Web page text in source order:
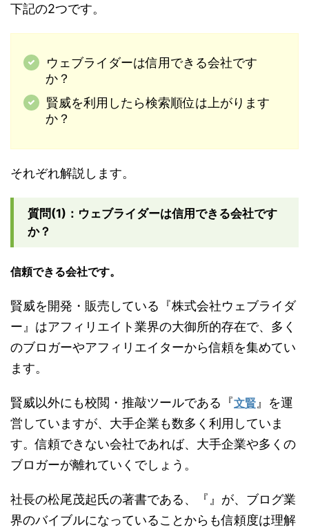
下記の2つです。
ウェブライダーは信用できる会社です
か？
賢威を利用したら検索順位は上がります
か？
それぞれ解説します。
質問(1)：ウェブライダーは信用できる会社です
か？
信頼できる会社です。
賢威を開発・販売している『株式会社ウェブライダ
ー』はアフィリエイト業界の大御所的存在で、多く
のブロガーやアフィリエイターから信頼を集めてい
ます。
賢威以外にも校閲・推敲ツールである『文賢』を運
営していますが、大手企業も数多く利用していま
す。信頼できない会社であれば、大手企業や多くの
ブロガーが離れていくでしょう。
社長の松尾茂起氏の著書である、『』が、ブログ業
界のバイブルになっていることからも信頼度は理解